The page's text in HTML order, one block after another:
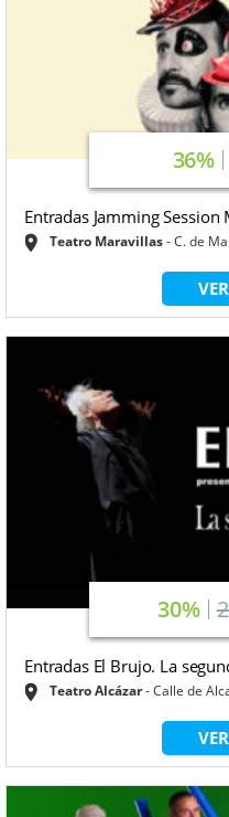
36%
Entradas Jamming Session
Teatro Maravillas C. de
30%
Entradas El Brujo. La
Teatro Alcázar Calle de